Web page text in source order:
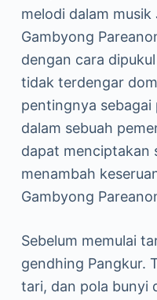
melodi dalam
Gambyong
dengan cara
tidak terdengar
pentingnya
dalam sebuah
dapat menciptakan
menambah
Gambyong
Sebelum memulai
gendhing Pangkur.
tari, dan pola bunyi